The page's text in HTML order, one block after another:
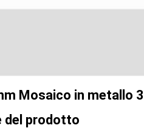
Mosaico in metallo
del prodotto